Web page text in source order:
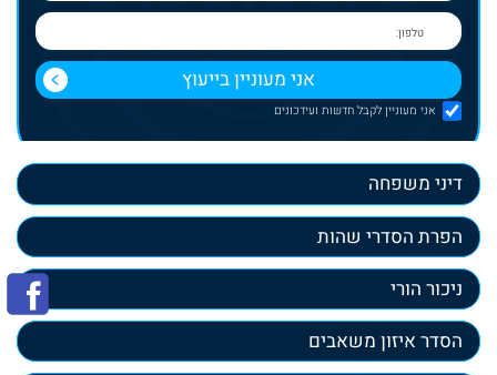
דיני משפחה
הפרת הסדרי שהות
ניכור הורי
הסדר איזון משאבים
אני מעוניין לקבל חדשות ועידכונים